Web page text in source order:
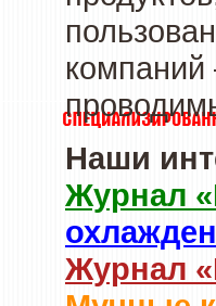
компаний
Наши
Журнал
Журнал